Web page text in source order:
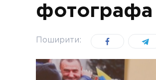
фотографа
Поширити: